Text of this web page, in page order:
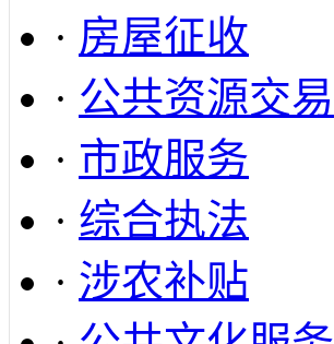
· 房屋征收
· 公共资源交易
· 市政服务
· 综合执法
· 涉农补贴